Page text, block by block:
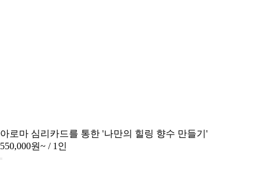
아로마 심리카드를 통한 '나만의 힐링 향수 만들기'
550,000원~ / 1인